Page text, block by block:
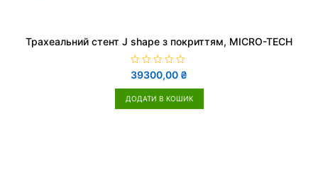
Трахеальний стент J shape з покриттям, MICRO-TECH
О
ц
і
н
39300,00 ₴
ДОДАТИ В КОШИК